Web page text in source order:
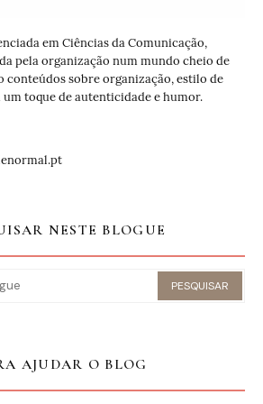
em Ciências da Comunicação,
pela organização num mundo cheio de
conteúdos sobre organização, estilo de
toque de autenticidade e humor.
NESTE BLOGUE
AJUDAR O BLOG